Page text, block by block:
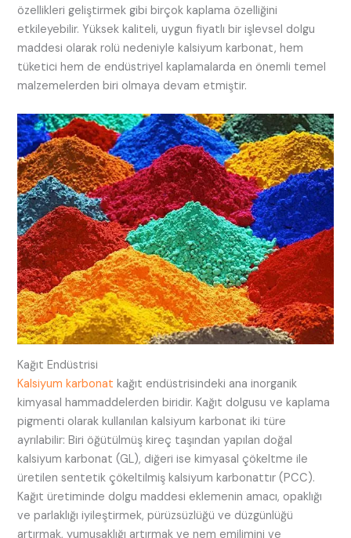
özellikleri geliştirmek gibi birçok kaplama özelliğini
etkileyebilir. Yüksek kaliteli, uygun fiyatlı bir işlevsel dolgu
maddesi olarak rolü nedeniyle kalsiyum karbonat, hem
tüketici hem de endüstriyel kaplamalarda en önemli temel
malzemelerden biri olmaya devam etmiştir.
Kağıt Endüstrisi
Kalsiyum karbonat kağıt endüstrisindeki ana inorganik
kimyasal hammaddelerden biridir. Kağıt dolgusu ve kaplama
pigmenti olarak kullanılan kalsiyum karbonat iki türe
ayrılabilir: Biri öğütülmüş kireç taşından yapılan doğal
kalsiyum karbonat (GL), diğeri ise kimyasal çökeltme ile
üretilen sentetik çökeltilmiş kalsiyum karbonattır (PCC).
Kağıt üretiminde dolgu maddesi eklemenin amacı, opaklığı
ve parlaklığı iyileştirmek, pürüzsüzlüğü ve düzgünlüğü
artırmak, yumuşaklığı artırmak ve nem emilimini ve